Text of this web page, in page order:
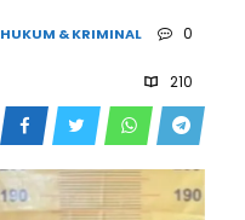
HUKUM & KRIMINAL 0
210